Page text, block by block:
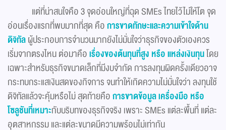
แต่ที่น่าสนใจคือ 3 จุดอ่อนใหญ่ที่ฉุด SMEs ไทยไว้ไม่ให้โต จุด
อ่อนเรื่องแรกที่พบมากที่สุด คือการขาดทักษะและความเข้าใจด้าน
ดิจิทัลผู้ประกอบการจำนวนมากยังไม่มั่นใจว่าธุรกิจของตัวเองควร
เริ่มจากตรงไหน ต่อมาคือเรื่องของต้นทุนที่สูง หรือ แหล่งเงินทุนโดย
เฉพาะสำหรับธุรกิจขนาดเล็กที่มีงบจำกัด การลงทุนผิดครั้งเดียวอาจ
กระทบกระแสเงินสดของกิจการ จนทำให้เกิดความไม่มั่นใจว่า ลงทุนใช้
ดิจิทัลแล้วจะคุ้มหรือไม่ สุดท้ายคือการขาดข้อมูล เครื่องมือ หรือ
โซลูชันที่เหมาะกับบริบทของธุรกิจจริง เพราะ SMEs แต่ละพื้นที่ แต่ละ
อุตสาหกรรม และแต่ละขนาดมีความพร้อมไม่เท่ากัน